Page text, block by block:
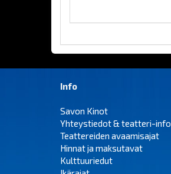
Info
Savon Kinot
Yhteystiedot & teatteri-info
Teattereiden avaamisajat
Hinnat ja maksutavat
Kulttuuriedut